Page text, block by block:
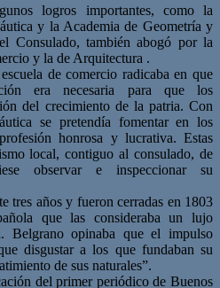
logros importantes, como la
y la Academia de Geometría y
Consulado, también abogó por la
y la de Arquitectura .
de comercio radicaba en que
era necesaria para que los
del crecimiento de la patria. Con
se pretendía fomentar en los
honrosa y lucrativa. Estas
local, contiguo al consulado, de
observar e inspeccionar su
tres años y fueron cerradas en 1803
que las consideraba un lujo
Belgrano opinaba que el impulso
disgustar a los que fundaban su
de sus naturales”.
del primer periódico de Buenos